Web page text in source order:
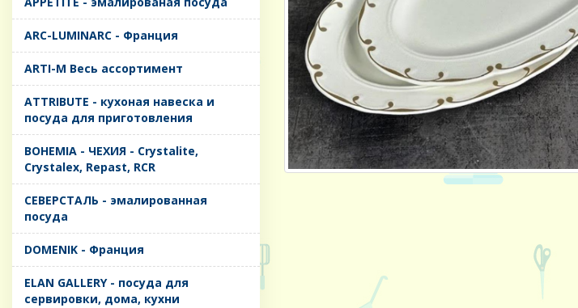
ARC-LUMINARC - Франция
ARTI-M Весь ассортимент
ATTRIBUTE - кухоная навеска и
посуда для приготовления
BOHEMIA - ЧЕХИЯ - Crystalite,
Crystalex, Repast, RCR
CЕВЕРСТАЛЬ - эмалированная
посуда
DOMENIK - Франция
ELAN GALLERY - посуда для
сервировки, дома, кухни